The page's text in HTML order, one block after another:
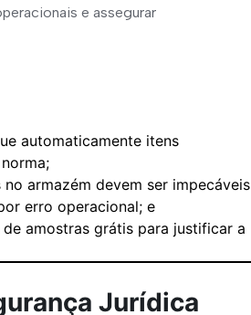
e assegurar
automaticamente itens
armazém devem ser impecáveis
erro operacional; e
amostras grátis para justificar a
Jurídica